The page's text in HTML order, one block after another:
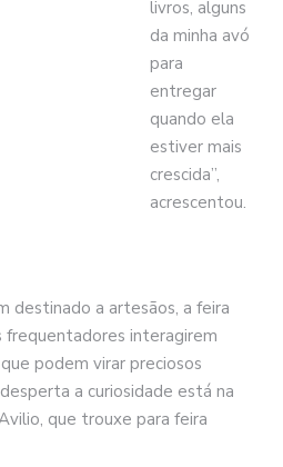
livros, alguns
da minha avó
para
entregar
quando ela
estiver mais
crescida”,
acrescentou.
destinado a artesãos, a feira
frequentadores interagirem
podem virar preciosos
a curiosidade está na
que trouxe para feira